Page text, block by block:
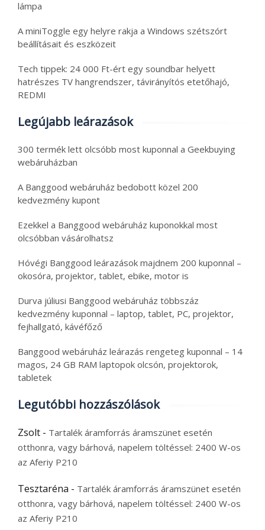
lámpa
A miniToggle egy helyre rakja a Windows szétszórt
beállításait és eszközeit
Tech tippek: 24 000 Ft-ért egy soundbar helyett
hatrészes TV hangrendszer, távirányítós etetőhajó,
REDMI
Legújabb leárazások
300 termék lett olcsóbb most kuponnal a Geekbuying
webáruházban
A Banggood webáruház bedobott közel 200
kedvezmény kupont
Ezekkel a Banggood webáruház kuponokkal most
olcsóbban vásárolhatsz
Hóvégi Banggood leárazások majdnem 200 kuponnal –
okosóra, projektor, tablet, ebike, motor is
Durva júliusi Banggood webáruház többszáz
kedvezmény kuponnal – laptop, tablet, PC, projektor,
fejhallgató, kávéfőző
Banggood webáruház leárazás rengeteg kuponnal – 14
magos, 24 GB RAM laptopok olcsón, projektorok,
tabletek
Legutóbbi hozzászólások
Zsolt - Tartalék áramforrás áramszünet esetén
otthonra, vagy bárhová, napelem töltéssel: 2400 W-os
az Aferiy P210
Tesztaréna - Tartalék áramforrás áramszünet esetén
otthonra, vagy bárhová, napelem töltéssel: 2400 W-os
az Aferiy P210